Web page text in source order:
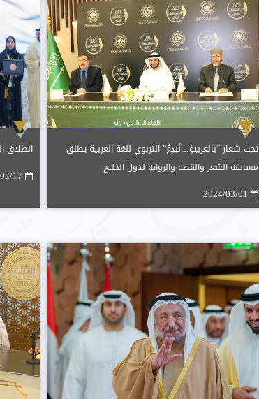
تحت شعار “بالعربيةِ…نُبدِعُ” التربوي للغة العربية يطلق
مسابقة الشعر والقصة والرواية لدول الخليج
2024/03/01
انطلاق
17